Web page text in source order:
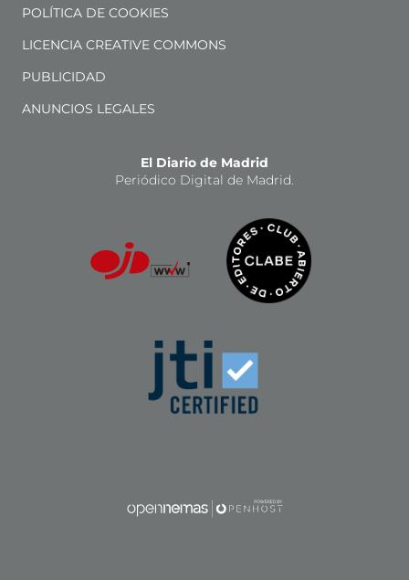
POLÍTICA DE COOKIES
LICENCIA CREATIVE COMMONS
PUBLICIDAD
ANUNCIOS LEGALES
El Diario de Madrid
Periódico Digital de Madrid.